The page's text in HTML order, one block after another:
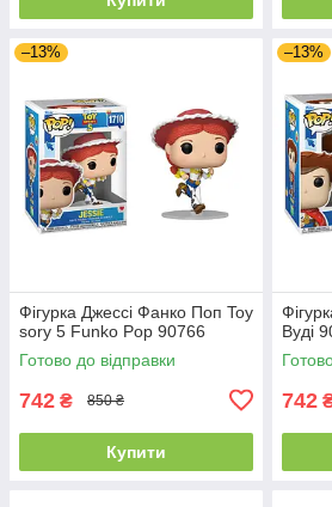
–13%
Фігурка Джессі Фанко Поп Toy
sory 5 Funko Pop 90766
Готово до відправки
742 ₴ 850 ₴
Купити
–13%
Вуді
742